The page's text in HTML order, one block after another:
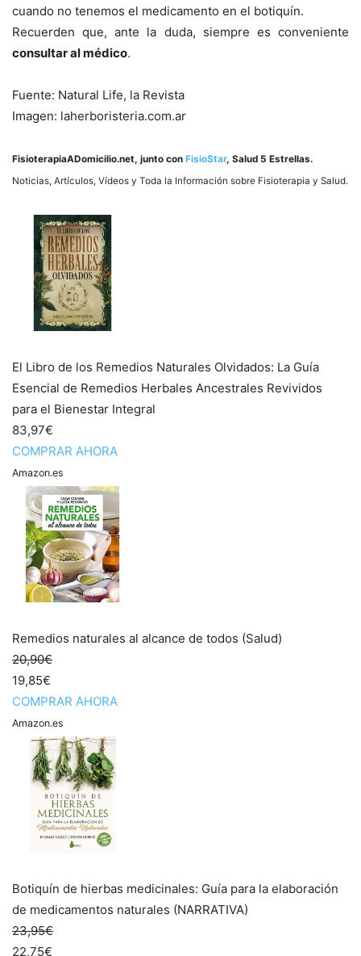
cuando no tenemos el medicamento en el botiquí­n.
Recuerden que, ante la duda, siempre es conveniente
consultar al médico.
Fuente: Natural Life, la Revista
Imagen: laherboristeria.com.ar
FisioterapiaADomicilio.net, junto con FisioStar, Salud 5 Estrellas.
Noticias, Artí­culos, Ví­deos y Toda la Información sobre Fisioterapia y Salud.
El Libro de los Remedios Naturales Olvidados: La Guía
Esencial de Remedios Herbales Ancestrales Revividos
para el Bienestar Integral
83,97€
COMPRAR AHORA
Amazon.es
Remedios naturales al alcance de todos (Salud)
20,90€
19,85€
COMPRAR AHORA
Amazon.es
Botiquín de hierbas medicinales: Guía para la elaboración
de medicamentos naturales (NARRATIVA)
23,95€
22,75€